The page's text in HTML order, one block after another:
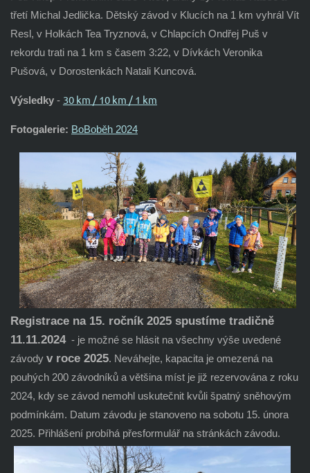
třetí Michal Jedlička. Dětský závod v Klucích na 1 km vyhrál Vít
Resl, v Holkách Tea Tryznová, v Chlapcích Ondřej Puš v
rekordu trati na 1 km s časem 3:22, v Dívkách Veronika
Pušová, v Dorostenkách Natali Kuncová.
Výsledky- 30 km / 10 km / 1 km
Fotogalerie: BoBoběh 2024
Registrace na 15. ročník 2025 spustíme tradičně
11.11.2024- je možné se hlásit na všechny výše uvedené
závody v roce 2025. Neváhejte, kapacita je omezená na
pouhých 200 závodníků a většina míst je již rezervována z roku
2024, kdy se závod nemohl uskutečnit kvůli špatný sněhovým
podmínkám. Datum závodu je stanoveno na sobotu 15. února
2025. Přihlášení probíhá přesformulář na stránkách závodu.